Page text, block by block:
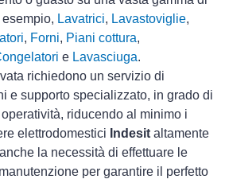
Lavatrici, Lavastoviglie,
, Forni, Piani cottura,
e Lavasciuga.
richiedono un servizio di
e supporto specializzato, in grado di
riducendo al minimo i
elettrodomestici Indesit altamente
la necessità di effettuare le
per garantire il perfetto